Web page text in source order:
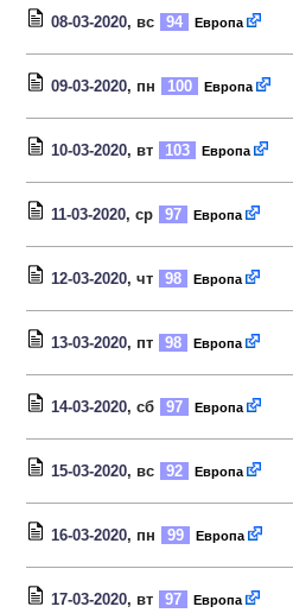
08-03-2020, вс 94 Европа
09-03-2020, пн 100 Европа
10-03-2020, вт 103 Европа
11-03-2020, ср 97 Европа
12-03-2020, чт 98 Европа
13-03-2020, пт 98 Европа
14-03-2020, сб 97 Европа
15-03-2020, вс 92 Европа
16-03-2020, пн 99 Европа
17-03-2020, вт 97 Европа